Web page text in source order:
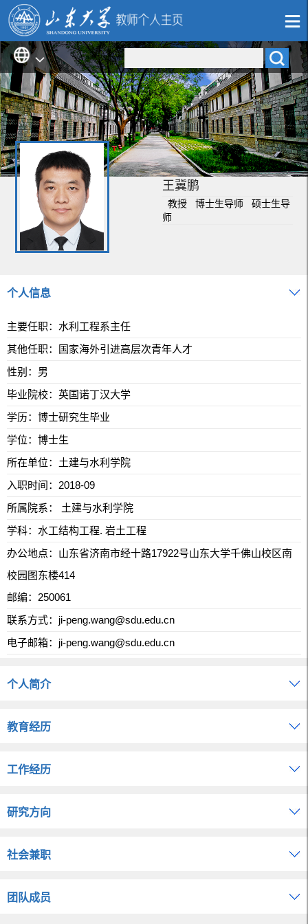
王冀鹏
教授 博士生导师 硕士生导
师
个人信息
主要任职：水利工程系主任
其他任职：国家海外引进高层次青年人才
性别：男
毕业院校：英国诺丁汉大学
学历：博士研究生毕业
学位：博士生
所在单位：土建与水利学院
入职时间：2018-09
所属院系： 土建与水利学院
学科：水工结构工程. 岩土工程
办公地点：山东省济南市经十路17922号山东大学千佛山校区南
校园图东楼414
邮编：250061
联系方式： ji-peng.wang@sdu.edu.cn
电子邮箱： ji-peng.wang@sdu.edu.cn
个人简介
教育经历
工作经历
研究方向
社会兼职
团队成员